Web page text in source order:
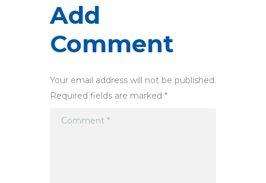
Add
Comment
Your email address will not be published.
Required fields are marked *